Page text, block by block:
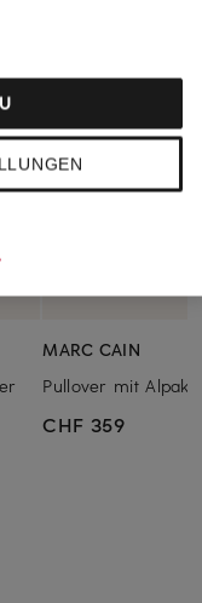
MARC CAIN
Pullover mit Alpaka
CHF 359